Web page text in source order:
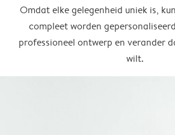
Omdat elke gelegenheid uniek is,
compleet worden
professioneel ontwerp en verander
wilt.